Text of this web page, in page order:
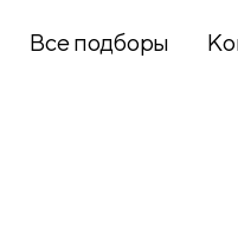
Все подборы